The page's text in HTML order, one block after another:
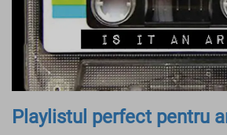
Playlistul perfect pentru